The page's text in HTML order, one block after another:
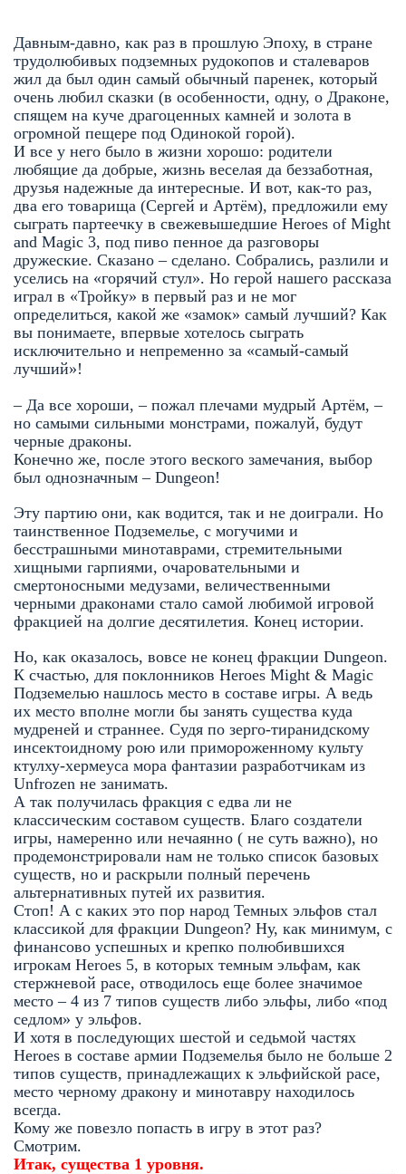
Давным-давно, как раз в прошлую Эпоху, в стране
трудолюбивых подземных рудокопов и сталеваров
жил да был один самый обычный паренек, который
очень любил сказки (в особенности, одну, о Драконе,
спящем на куче драгоценных камней и золота в
огромной пещере под Одинокой горой).
И все у него было в жизни хорошо: родители
любящие да добрые, жизнь веселая да беззаботная,
друзья надежные да интересные. И вот, как-то раз,
два его товарища (Сергей и Артём), предложили ему
сыграть партеечку в свежевышедшие Heroes of Might
and Magic 3, под пиво пенное да разговоры
дружеские. Сказано – сделано. Собрались, разлили и
уселись на «горячий стул». Но герой нашего рассказа
играл в «Тройку» в первый раз и не мог
определиться, какой же «замок» самый лучший? Как
вы понимаете, впервые хотелось сыграть
исключительно и непременно за «самый-самый
лучший»!
– Да все хороши, – пожал плечами мудрый Артём, –
но самыми сильными монстрами, пожалуй, будут
черные драконы.
Конечно же, после этого веского замечания, выбор
был однозначным – Dungeon!
Эту партию они, как водится, так и не доиграли. Но
таинственное Подземелье, с могучими и
бесстрашными минотаврами, стремительными
хищными гарпиями, очаровательными и
смертоносными медузами, величественными
черными драконами стало самой любимой игровой
фракцией на долгие десятилетия. Конец истории.
Но, как оказалось, вовсе не конец фракции Dungeon.
К счастью, для поклонников Heroes Might & Magic
Подземелью нашлось место в составе игры. А ведь
их место вполне могли бы занять существа куда
мудреней и страннее. Судя по зерго-тиранидскому
инсектоидному рою или примороженному культу
ктулху-хермеуса мора фантазии разработчикам из
Unfrozen не занимать.
А так получилась фракция с едва ли не
классическим составом существ. Благо создатели
игры, намеренно или нечаянно ( не суть важно), но
продемонстрировали нам не только список базовых
существ, но и раскрыли полный перечень
альтернативных путей их развития.
Стоп! А с каких это пор народ Темных эльфов стал
классикой для фракции Dungeon? Ну, как минимум, с
финансово успешных и крепко полюбившихся
игрокам Heroes 5, в которых темным эльфам, как
стержневой расе, отводилось еще более значимое
место – 4 из 7 типов существ либо эльфы, либо «под
седлом» у эльфов.
И хотя в последующих шестой и седьмой частях
Heroes в составе армии Подземелья было не больше 2
типов существ, принадлежащих к эльфийской расе,
место черному дракону и минотавру находилось
всегда.
Кому же повезло попасть в игру в этот раз?
Смотрим.
Итак, существа 1 уровня.